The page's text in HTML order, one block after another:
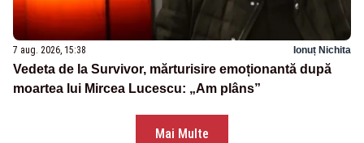
7 aug. 2026, 15:38 Ionuț Nichita
Vedeta de la Survivor, mărturisire emoționantă după
moartea lui Mircea Lucescu: „Am plâns”
Mai Multe